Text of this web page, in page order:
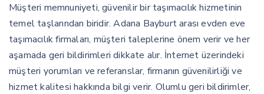
Müşteri memnuniyeti, güvenilir bir taşımacılık hizmetinin
temel taşlarından biridir. Adana Bayburt arası evden eve
taşımacılık firmaları, müşteri taleplerine önem verir ve her
aşamada geri bildirimleri dikkate alır. İnternet üzerindeki
müşteri yorumları ve referanslar, firmanın güvenilirliği ve
hizmet kalitesi hakkında bilgi verir. Olumlu geri bildirimler,